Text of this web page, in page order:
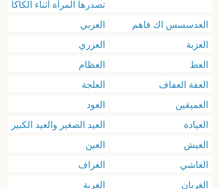
تصدرها المرأة أثناء الكاكا
العدسسس اك فاهم
العربي
العزبة
العزري
العط
العظام
العفة العفاف
العلجة
العميقين
العود
العيادة
العيد الصغير والعيد الكبير
العيش
العين
الغاشي
الغراف
الغربان
الغربة